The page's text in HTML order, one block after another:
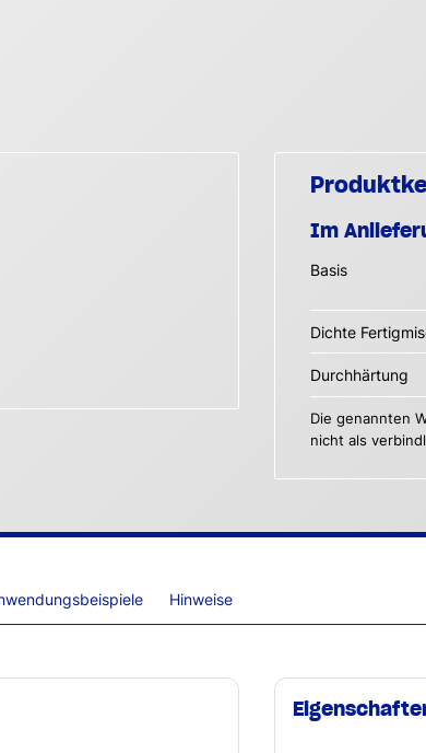
Im
Basis
Dichte
Durchhärtung
Die genannten
nicht als
Hinweise